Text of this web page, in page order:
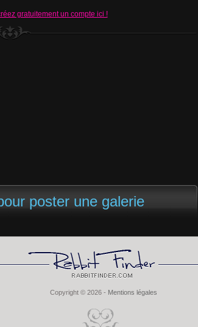
gratuitement un compte ici !
poster une galerie
Copyright © 2026 - Mentions légales